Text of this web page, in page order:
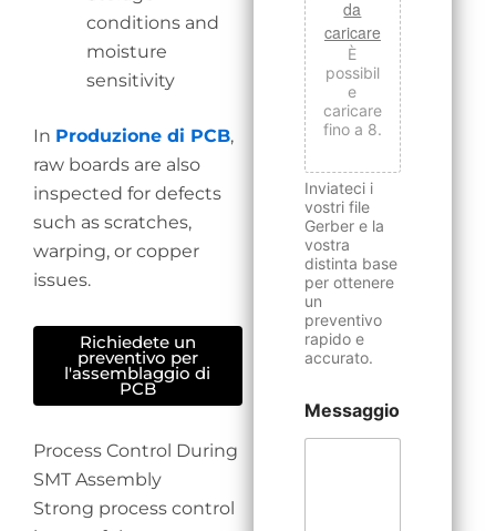
conditions and
moisture
sensitivity
In Produzione di PCB,
raw boards are also
inspected for defects
such as scratches,
warping, or copper
issues.
Richiedete un
preventivo per
l'assemblaggio di
PCB
Process Control During
SMT Assembly
Strong process control
da
caricare
È
possibil
e
caricare
fino a 8.
Inviateci i
vostri file
Gerber e la
vostra
distinta base
per ottenere
un
preventivo
rapido e
accurato.
Messaggio